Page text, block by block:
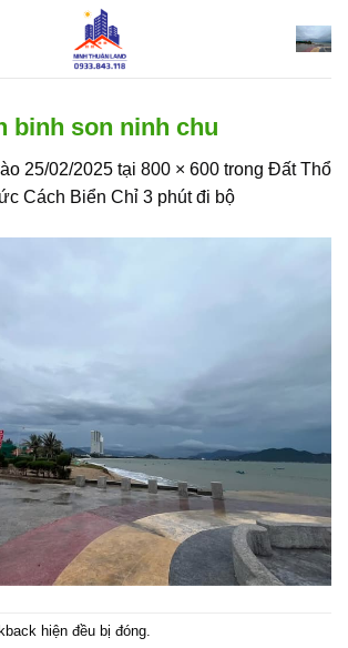
binh son ninh chu
25/02/2025 tại 800 × 600 trong Đất Thổ
Cách Biển Chỉ 3 phút đi bộ
hiện đều bị đóng.